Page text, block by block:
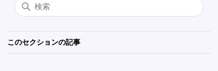
このセクションの記事